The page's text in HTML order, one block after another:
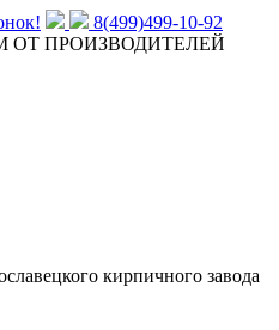
8(499)499-10-92
ОТ ПРОИЗВОДИТЕЛЕЙ
кирпичного завода